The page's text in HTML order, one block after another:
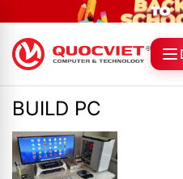
BUILD PC